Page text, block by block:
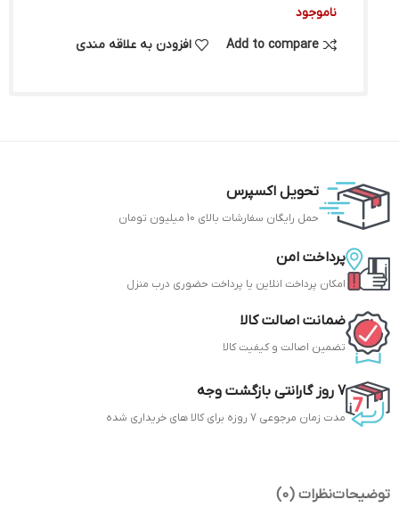
ناموجود
Add to compare
افزودن به علاقه مندی
تحویل اکسپرس
حمل رایگان سفارشات بالای 10 میلیون تومان
پرداخت امن
امکان پرداخت انلاین یا پرداخت حضوری درب منزل
ضمانت اصالت کالا
تضمین اصالت و کیفیت کالا
7 روز گارانتی بازگشت وجه
مدت زمان مرجوعی 7 روزه برای کالا های خریداری شده
توضیحاتنظرات (0)